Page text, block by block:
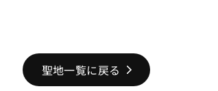
聖地一覧に戻る